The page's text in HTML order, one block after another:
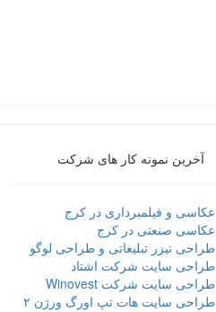
آخرین نمونه کار های شرکت
عکاسی و فیلمبرداری در کرج
عکاسی صنعتی در کرج
طراحی تیزر تبلیعاتی و طراحی لوگو
طراحی سایت شرکت اشتاد
طراحی سایت شرکت Winovest
طراحی سایت هات تپ اورگ ورژن ۲